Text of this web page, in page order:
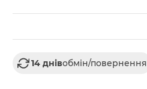
14 днівобмін/повернення